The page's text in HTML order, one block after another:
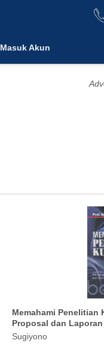
Masuk Akun
Memahami
Proposal dan
Sugiyono